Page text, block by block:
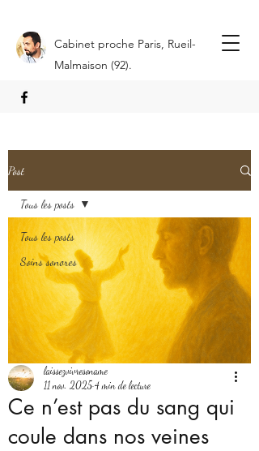
Cabinet proche Paris, Rueil-
Malmaison (92).
Post
Tous les posts
Soins sonores
Tous les posts
Ce n’est pas du sang qui
coule dans nos veines
laissezvivresoname
11 nov. 2025 4 min de lecture